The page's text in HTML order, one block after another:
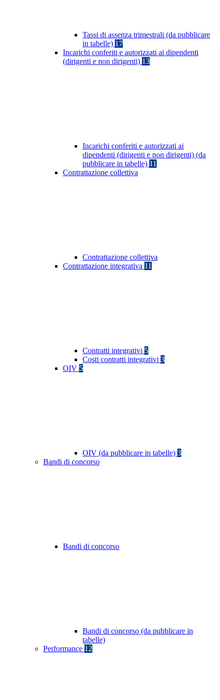
Tassi di assenza trimestrali (da pubblicare
in tabelle) 17
Incarichi conferiti e autorizzati ai dipendenti
(dirigenti e non dirigenti) 13
Incarichi conferiti e autorizzati ai
dipendenti (dirigenti e non dirigenti) (da
pubblicare in tabelle) 11
Contrattazione collettiva
Contrattazione collettiva
Contrattazione integrativa 11
Contratti integrativi 5
Costi contratti integrativi 3
OIV 5
OIV (da pubblicare in tabelle) 3
Bandi di concorso
Bandi di concorso
Bandi di concorso (da pubblicare in
tabelle)
Performance 12